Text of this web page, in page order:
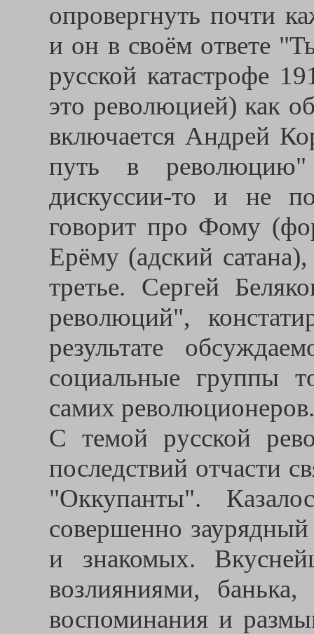
опровергнуть почти
и он в своём ответе
русской катастрофе
это революцией) как
включается Андрей
путь в
дискуссии-то и не
говорит про Фому
Ерёму (адский
третье. Сергей
революций",
результате
социальные группы
самих революционеров.
С темой русской
последствий отчасти
"Оккупанты".
совершенно
и знакомых.
возлияниями,
воспоминания и